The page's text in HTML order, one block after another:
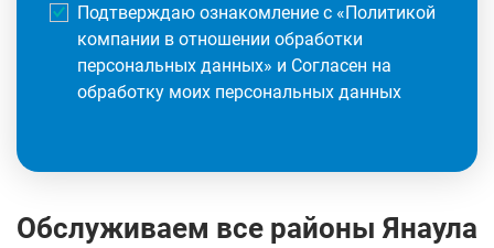
Подтверждаю ознакомление с «Политикой
компании в отношении обработки
персональных данных» и Согласен на
обработку моих персональных данных
Обслуживаем все районы Янаула